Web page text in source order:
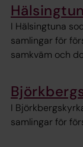
I Hälsingtuna
samlingar för
samkväm och
I
samlingar för